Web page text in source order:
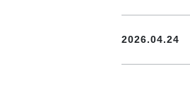
2026.04.24